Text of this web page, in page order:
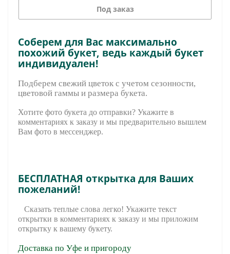
Под заказ
Соберем для Вас максимально
похожий букет, ведь каждый букет
индивидуален!
Подберем свежий цветок с учетом сезонности,
цветовой гаммы и размера букета.
Хотите фото букета до отправки? Укажите в
комментариях к заказу и мы предварительно вышлем
Вам фото в мессенджер.
БЕСПЛАТНАЯ открытка для Ваших
пожеланий!
Сказать теплые слова легко! Укажите текст
открытки в комментариях к заказу и мы приложим
открытку к вашему букету.
Доставка по Уфе и пригороду